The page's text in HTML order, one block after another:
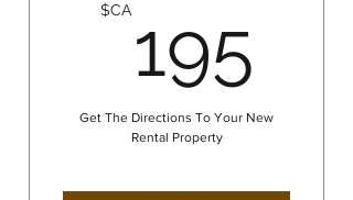
$CA 195
Get The Directions To Your New
Rental Property